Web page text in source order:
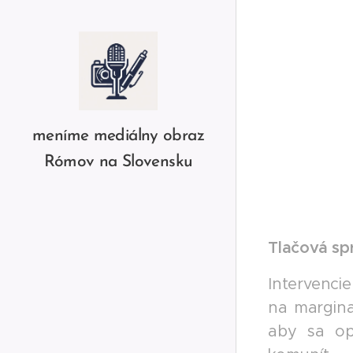
meníme mediálny obraz
Rómov na Slovensku
Tlačová
na
aby sa